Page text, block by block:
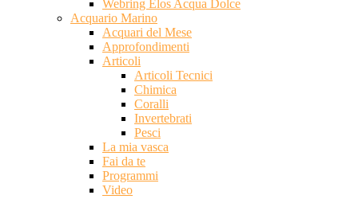
Webring Elos Acqua Dolce
Acquario Marino
Acquari del Mese
Approfondimenti
Articoli
Articoli Tecnici
Chimica
Coralli
Invertebrati
Pesci
La mia vasca
Fai da te
Programmi
Video